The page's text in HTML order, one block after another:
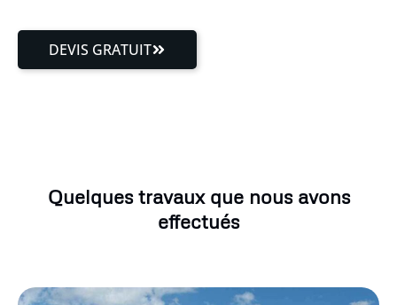
DEVIS GRATUIT
Quelques travaux que nous avons
effectués